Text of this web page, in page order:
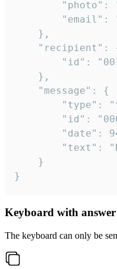
}
Keyboard with
The keyboard can only be